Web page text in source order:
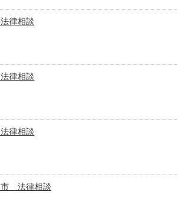
律相談
律相談
律相談
市 法律相談